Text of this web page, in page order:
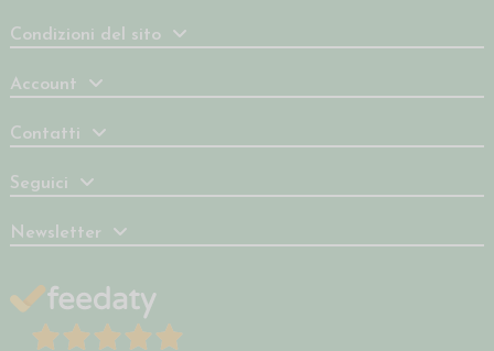
Condizioni del sito
Account
Contatti
Seguici
Newsletter